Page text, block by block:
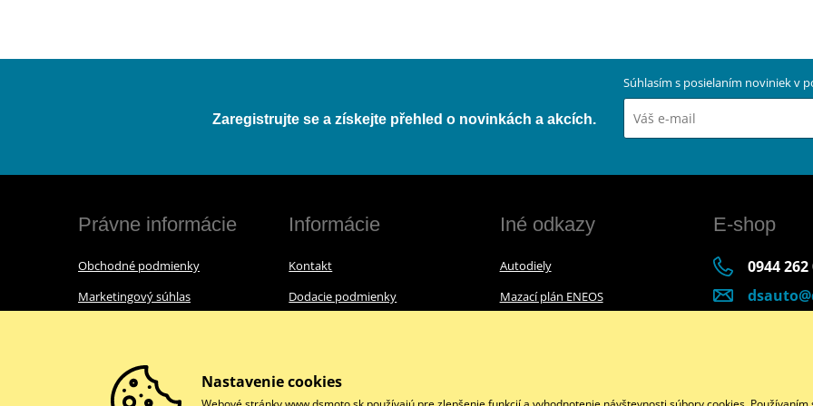
Zaregistrujte se a získejte přehled o novinkách a akcích.
Súhlasím s posielaním noviniek v
Právne informácie
Obchodné podmienky
Marketingový súhlas
Informácie
Kontakt
Dodacie podmienky
Iné odkazy
Autodiely
Mazací plán ENEOS
E-shop
0944 262
Nastavenie cookies